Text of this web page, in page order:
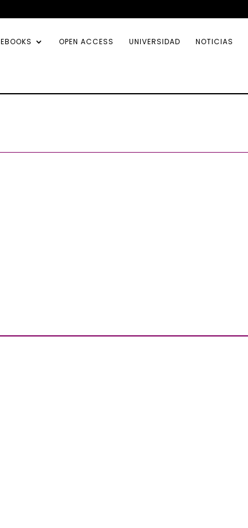
EBOOKS OPEN ACCESS UNIVERSIDAD NOTICIAS